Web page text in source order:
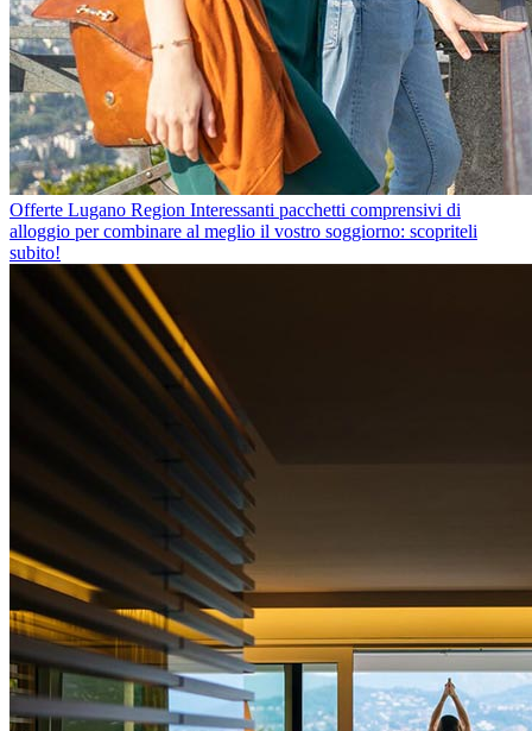
Offerte Lugano Region Interessanti pacchetti comprensivi di
alloggio per combinare al meglio il vostro soggiorno: scopriteli
subito!